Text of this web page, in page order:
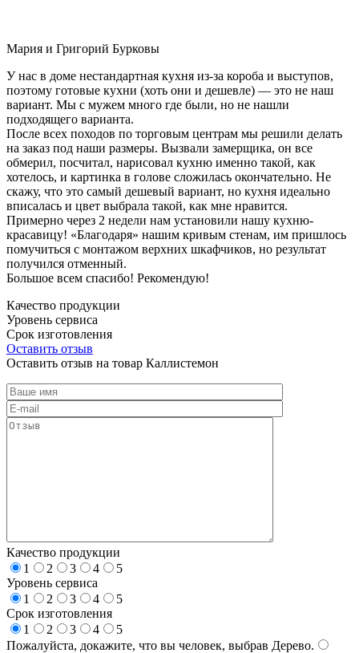
Мария и Григорий Бурковы
У нас в доме нестандартная кухня из-за короба и выступов,
поэтому готовые кухни (хоть они и дешевле) — это не наш
вариант. Мы с мужем много где были, но не нашли
подходящего варианта.
После всех походов по торговым центрам мы решили делать
на заказ под наши размеры. Вызвали замерщика, он все
обмерил, посчитал, нарисовал кухню именно такой, как
хотелось, и картинка в голове сложилась окончательно. Не
скажу, что это самый дешевый вариант, но кухня идеально
вписалась и цвет выбрала такой, как мне нравится.
Примерно через 2 недели нам установили нашу кухню-
красавицу! «Благодаря» нашим кривым стенам, им пришлось
помучиться с монтажом верхних шкафчиков, но результат
получился отменный.
Большое всем спасибо! Рекомендую!
Качество продукции
Уровень сервиса
Срок изготовления
Оставить отзыв
Оставить отзыв на товар Каллистемон
Качество продукции
1
2 3 4
5
Уровень сервиса
1
2 3 4
5
Срок изготовления
1
2 3 4
5
Пожалуйста, докажите, что вы человек, выбрав Дерево.